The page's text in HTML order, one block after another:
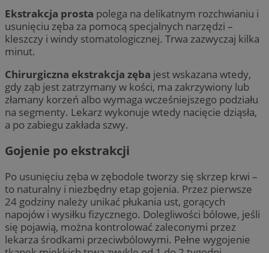
Ekstrakcja prosta polega na delikatnym rozchwianiu i
usunięciu zęba za pomocą specjalnych narzędzi –
kleszczy i windy stomatologicznej. Trwa zazwyczaj kilka
minut.
Chirurgiczna ekstrakcja zęba jest wskazana wtedy,
gdy ząb jest zatrzymany w kości, ma zakrzywiony lub
złamany korzeń albo wymaga wcześniejszego podziału
na segmenty. Lekarz wykonuje wtedy nacięcie dziąsła,
a po zabiegu zakłada szwy.
Gojenie po ekstrakcji
Po usunięciu zęba w zębodole tworzy się skrzep krwi –
to naturalny i niezbędny etap gojenia. Przez pierwsze
24 godziny należy unikać płukania ust, gorących
napojów i wysiłku fizycznego. Dolegliwości bólowe, jeśli
się pojawią, można kontrolować zaleconymi przez
lekarza środkami przeciwbólowymi. Pełne wygojenie